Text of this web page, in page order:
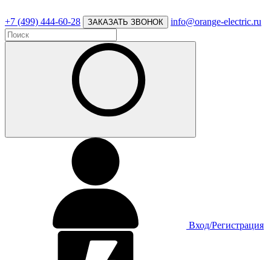
+7 (499) 444-60-28 ЗАКАЗАТЬ ЗВОНОК info@orange-electric.ru
Вход/Регистрация